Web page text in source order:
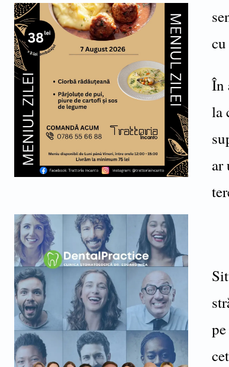
În
la
ar